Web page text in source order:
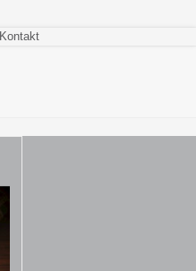
Kontakt